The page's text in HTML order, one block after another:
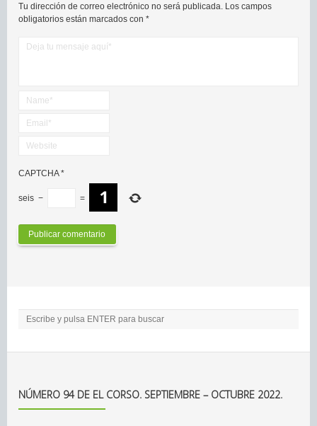
Tu dirección de correo electrónico no será publicada. Los campos
obligatorios están marcados con *
CAPTCHA*
seis − =
NÚMERO 94 DE EL CORSO. SEPTIEMBRE – OCTUBRE 2022.